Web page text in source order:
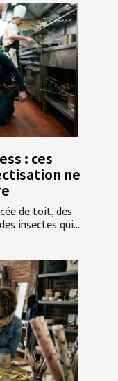
: ces
ne
de toit, des
insectes qui...